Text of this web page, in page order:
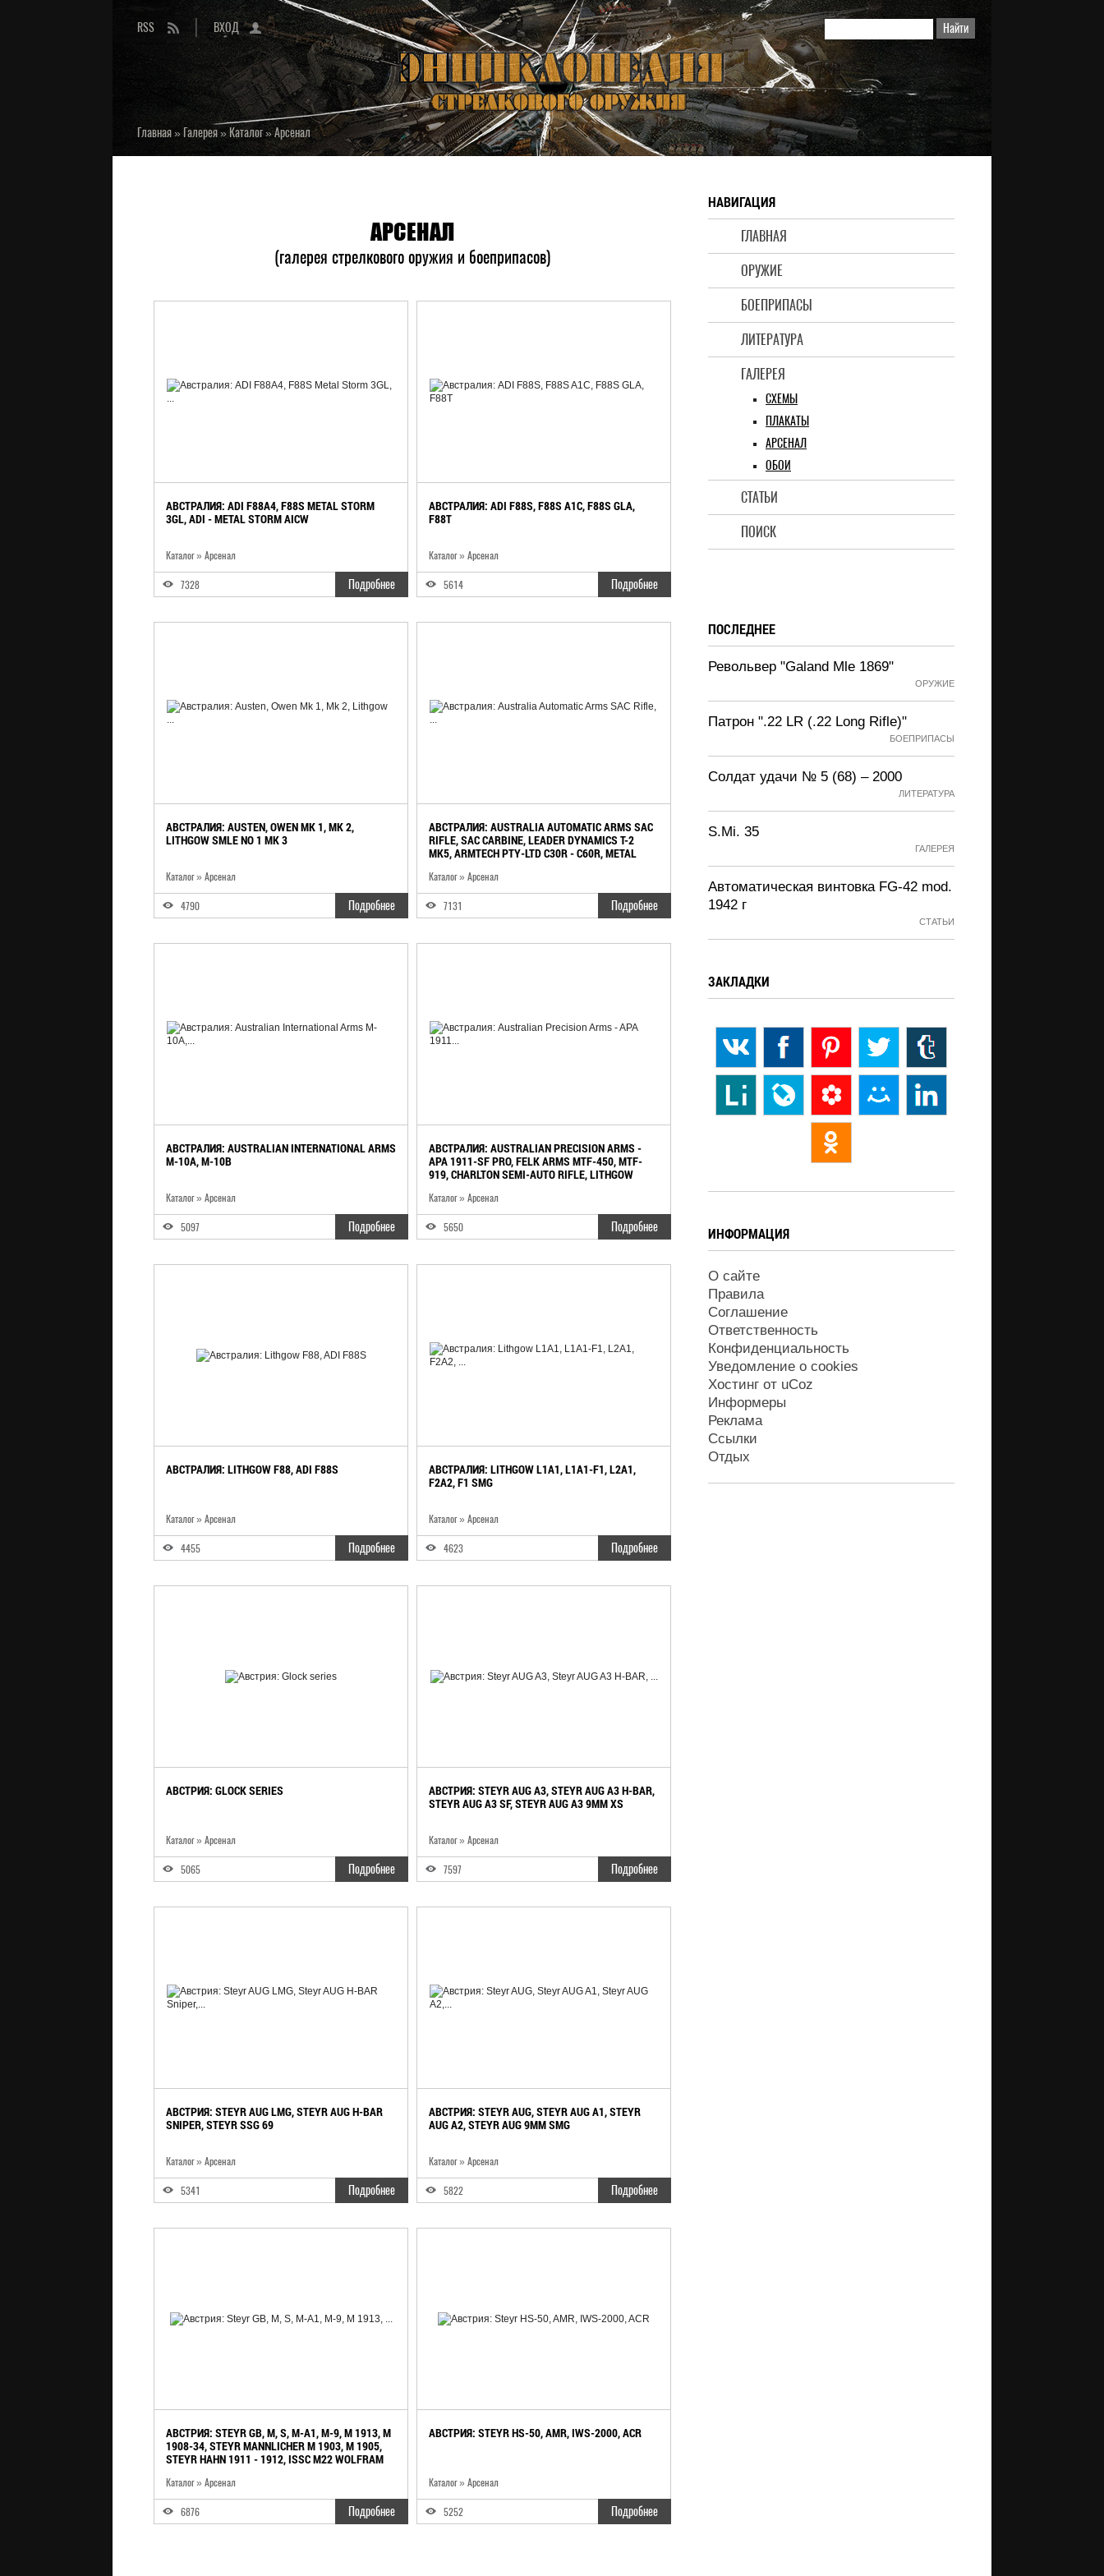
RSS ВХОД
Главная» Галерея»Каталог»Арсенал
НАВИГАЦИЯ
ГЛАВНАЯ
ОРУЖИЕ
БОЕПРИПАСЫ
ЛИТЕРАТУРА
ГАЛЕРЕЯ
СХЕМЫ
ПЛАКАТЫ
АРСЕНАЛ
ОБОИ
СТАТЬИ
ПОИСК
АРСЕНАЛ
(галерея стрелкового оружия и боеприпасов)
АВСТРАЛИЯ: ADI F88A4, F88S METAL STORM
3GL, ADI - METAL STORM AICW
Каталог» Арсенал
7328 Подробнее
АВСТРАЛИЯ: ADI F88S, F88S A1C, F88S GLA,
F88T
Каталог» Арсенал
5614 Подробнее
АВСТРАЛИЯ: AUSTEN, OWEN MK 1, MK 2,
LITHGOW SMLE NO 1 MK 3
Каталог» Арсенал
4790 Подробнее
АВСТРАЛИЯ: AUSTRALIA AUTOMATIC ARMS SAC
RIFLE, SAC CARBINE, LEADER DYNAMICS T-2
MK5, ARMTECH PTY-LTD C30R - C60R, METAL
Каталог» Арсенал
7131 Подробнее
АВСТРАЛИЯ: AUSTRALIAN INTERNATIONAL ARMS
M-10A, M-10B
Каталог» Арсенал
5097 Подробнее
АВСТРАЛИЯ: AUSTRALIAN PRECISION ARMS -
APA 1911-SF PRO, FELK ARMS MTF-450, MTF-
919, CHARLTON SEMI-AUTO RIFLE, LITHGOW
Каталог» Арсенал
5650 Подробнее
АВСТРАЛИЯ: LITHGOW F88, ADI F88S
Каталог» Арсенал
4455 Подробнее
АВСТРАЛИЯ: LITHGOW L1A1, L1A1-F1, L2A1,
F2A2, F1 SMG
Каталог» Арсенал
4623 Подробнее
АВСТРИЯ: GLOCK SERIES
Каталог» Арсенал
5065 Подробнее
АВСТРИЯ: STEYR AUG A3, STEYR AUG A3 H-BAR,
STEYR AUG A3 SF, STEYR AUG A3 9MM XS
Каталог» Арсенал
7597 Подробнее
АВСТРИЯ: STEYR AUG LMG, STEYR AUG H-BAR
SNIPER, STEYR SSG 69
Каталог» Арсенал
5341 Подробнее
АВСТРИЯ: STEYR AUG, STEYR AUG A1, STEYR
AUG A2, STEYR AUG 9MM SMG
Каталог» Арсенал
5822 Подробнее
АВСТРИЯ: STEYR GB, M, S, M-A1, M-9, M 1913, M
1908-34, STEYR MANNLICHER M 1903, M 1905,
STEYR HAHN 1911 - 1912, ISSC M22 WOLFRAM
Каталог» Арсенал
6876 Подробнее
АВСТРИЯ: STEYR HS-50, AMR, IWS-2000, ACR
Каталог» Арсенал
5252 Подробнее
ПОСЛЕДНЕЕ
Револьвер "Galand Mle 1869"
ОРУЖИЕ
Патрон ".22 LR (.22 Long Rifle)"
БОЕПРИПАСЫ
Солдат удачи № 5 (68) – 2000
ЛИТЕРАТУРА
S.Mi. 35
ГАЛЕРЕЯ
Автоматическая винтовка FG-42 mod.
1942 г
СТАТЬИ
ЗАКЛАДКИ
ИНФОРМАЦИЯ
О сайте
Правила
Соглашение
Ответственность
Конфиденциальность
Уведомление о cookies
Хостинг от uCoz
Информеры
Реклама
Ссылки
Отдых